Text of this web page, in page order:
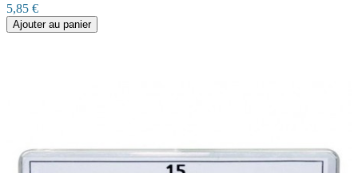
5,85 €
Ajouter au panier